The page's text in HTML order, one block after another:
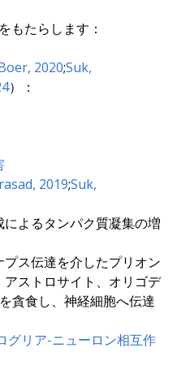
もたらします：
2020;Suk,
）：
2019;Suk,
よるタンパク質凝集の増
ス伝達を介したプリオン
ストロサイト、オリゴデ
貪食し、神経細胞へ伝達
グリア-ニューロン相互作